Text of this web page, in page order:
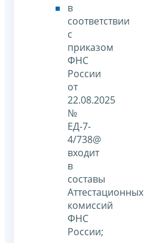
в
соответствии
с
приказом
ФНС
России
от
22.08.2025
№
ЕД-7-
4/738@
входит
в
составы
Аттестационных
комиссий
ФНС
России;